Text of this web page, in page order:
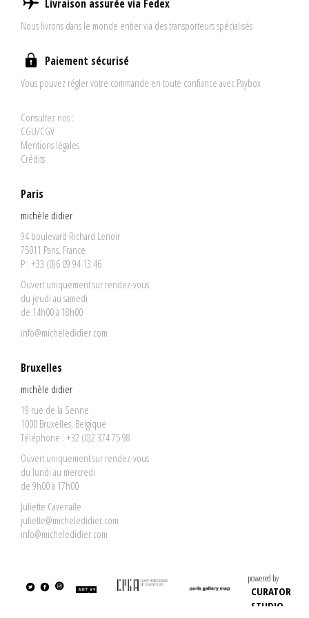
Livraison assurée via Fedex
Nous livrons dans le monde entier via des transporteurs spécialisés
Paiement sécurisé
Vous pouvez régler votre commande en toute confiance avec Paybox
Consultez nos :
CGU/CGV
Mentions légales
Crédits
Paris
michèle didier
94 boulevard Richard Lenoir
75011 Paris, France
P : +33 (0)6 09 94 13 46
Ouvert uniquement sur rendez-vous
du jeudi au samedi
de 14h00 à 18h00
info@micheledidier.com
Bruxelles
michèle didier
19 rue de la Senne
1000 Bruxelles, Belgique
Téléphone : +32 (0)2 374 75 98
Ouvert uniquement sur rendez-vous
du lundi au mercredi
de 9h00 à 17h00
Juliette Cavenaile
juliette@micheledidier.com
info@micheledidier.com
powered by
CURATOR
STUDIO